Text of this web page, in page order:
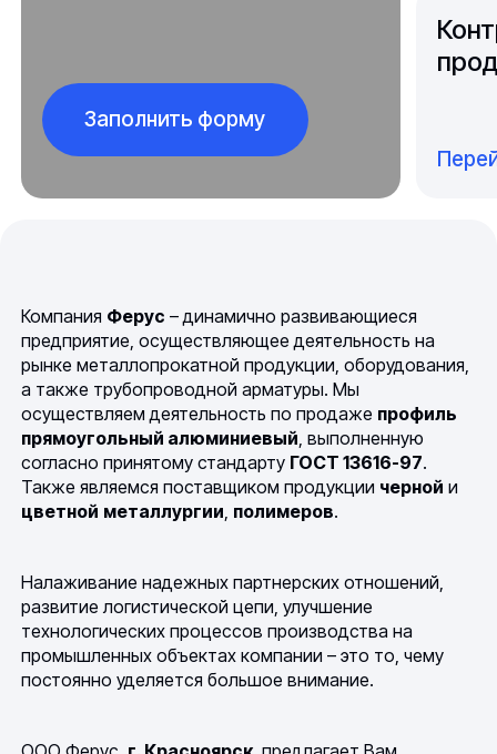
Заполнить форму
Компания Ферус – динамично развивающиеся
предприятие, осуществляющее деятельность на
рынке металлопрокатной продукции, оборудования,
а также трубопроводной арматуры. Мы
осуществляем деятельность по продаже профиль
прямоугольный алюминиевый, выполненную
согласно принятому стандарту ГОСТ 13616-97.
Также являемся поставщиком продукции черной и
цветной металлургии, полимеров.
Налаживание надежных партнерских отношений,
развитие логистической цепи, улучшение
технологических процессов производства на
промышленных объектах компании – это то, чему
постоянно уделяется большое внимание.